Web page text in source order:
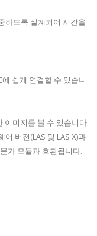
하도록 설계되어 시간을
쉽게 연결할 수 있습니
이미지를 볼 수 있습니다
버전(LAS 및 LAS X)과
가 모듈과 호환됩니다.